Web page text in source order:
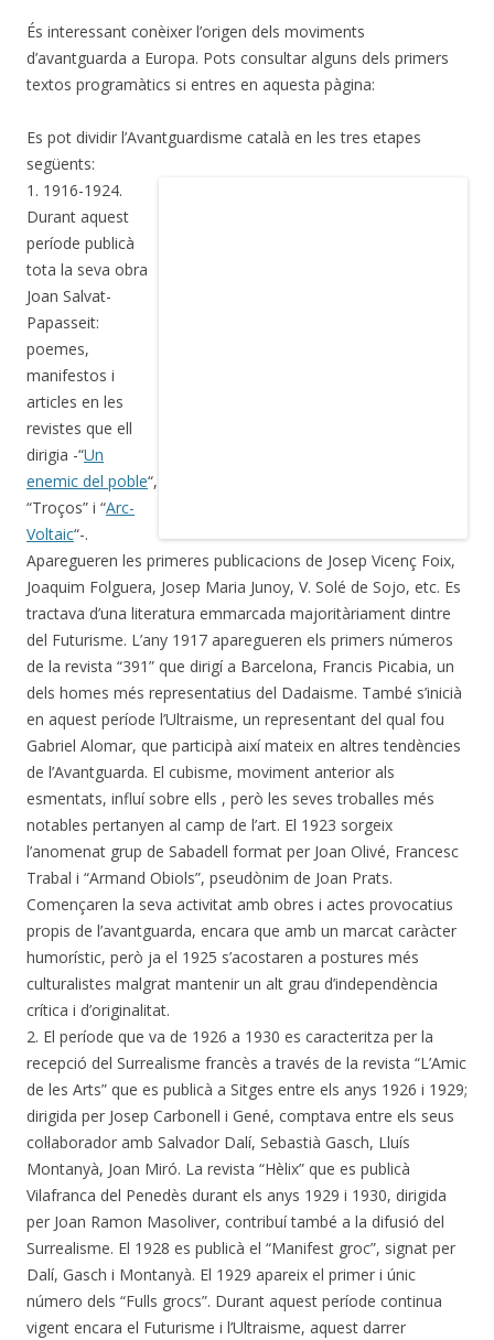
És interessant conèixer l’origen dels moviments
d’avantguarda a Europa. Pots consultar alguns dels primers
textos programàtics si entres en aquesta pàgina:
Es pot dividir l’Avantguardisme català en les tres etapes
següents:
1. 1916-1924.
Durant aquest
període publicà
tota la seva obra
Joan Salvat-
Papasseit:
poemes,
manifestos i
articles en les
revistes que ell
dirigia -“Un
enemic del poble“,
“Troços” i “Arc-
Voltaic“-.
Aparegueren les primeres publicacions de Josep Vicenç Foix,
Joaquim Folguera, Josep Maria Junoy, V. Solé de Sojo, etc. Es
tractava d’una literatura emmarcada majoritàriament dintre
del Futurisme. L’any 1917 aparegueren els primers números
de la revista “391” que dirigí a Barcelona, Francis Picabia, un
dels homes més representatius del Dadaisme. També s’inicià
en aquest període l’Ultraisme, un representant del qual fou
Gabriel Alomar, que participà així mateix en altres tendències
de l’Avantguarda. El cubisme, moviment anterior als
esmentats, influí sobre ells , però les seves troballes més
notables pertanyen al camp de l’art. El 1923 sorgeix
l’anomenat grup de Sabadell format per Joan Olivé, Francesc
Trabal i “Armand Obiols”, pseudònim de Joan Prats.
Començaren la seva activitat amb obres i actes provocatius
propis de l’avantguarda, encara que amb un marcat caràcter
humorístic, però ja el 1925 s’acostaren a postures més
culturalistes malgrat mantenir un alt grau d’independència
crítica i d’originalitat.
2. El període que va de 1926 a 1930 es caracteritza per la
recepció del Surrealisme francès a través de la revista “L’Amic
de les Arts” que es publicà a Sitges entre els anys 1926 i 1929;
dirigida per Josep Carbonell i Gené, comptava entre els seus
col·laborador amb Salvador Dalí, Sebastià Gasch, Lluís
Montanyà, Joan Miró. La revista “Hèlix” que es publicà
Vilafranca del Penedès durant els anys 1929 i 1930, dirigida
per Joan Ramon Masoliver, contribuí també a la difusió del
Surrealisme. El 1928 es publicà el “Manifest groc”, signat per
Dalí, Gasch i Montanyà. El 1929 apareix el primer i únic
número dels “Fulls grocs”. Durant aquest període continua
vigent encara el Futurisme i l’Ultraisme, aquest darrer